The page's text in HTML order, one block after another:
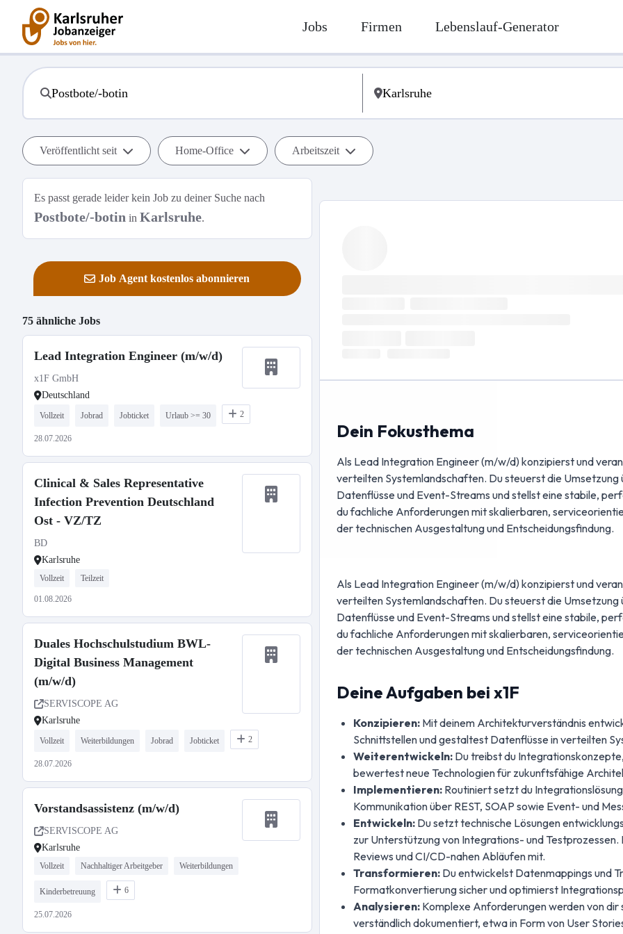
Jobs Firmen Lebenslauf-Generator
Veröffentlicht seit Home-Office Arbeitszeit
Es passt gerade leider kein Job zu deiner Suche nach
Postbote/-botin in Karlsruhe.
Job Agent kostenlos abonnieren
75 ähnliche Jobs
Lead Integration Engineer (m/w/d)
x1F GmbH
Deutschland
Vollzeit Jobrad Jobticket Urlaub >= 30 2
28.07.2026
Clinical & Sales Representative
Infection Prevention Deutschland
Ost - VZ/TZ
BD
Karlsruhe
Vollzeit Teilzeit
01.08.2026
Duales Hochschulstudium BWL-
Digital Business Management
(m/w/d)
SERVISCOPE AG
Karlsruhe
Vollzeit Weiterbildungen Jobrad Jobticket 2
28.07.2026
Vorstandsassistenz (m/w/d)
SERVISCOPE AG
Karlsruhe
Vollzeit Nachhaltiger Arbeitgeber Weiterbildungen
Kinderbetreuung 6
25.07.2026